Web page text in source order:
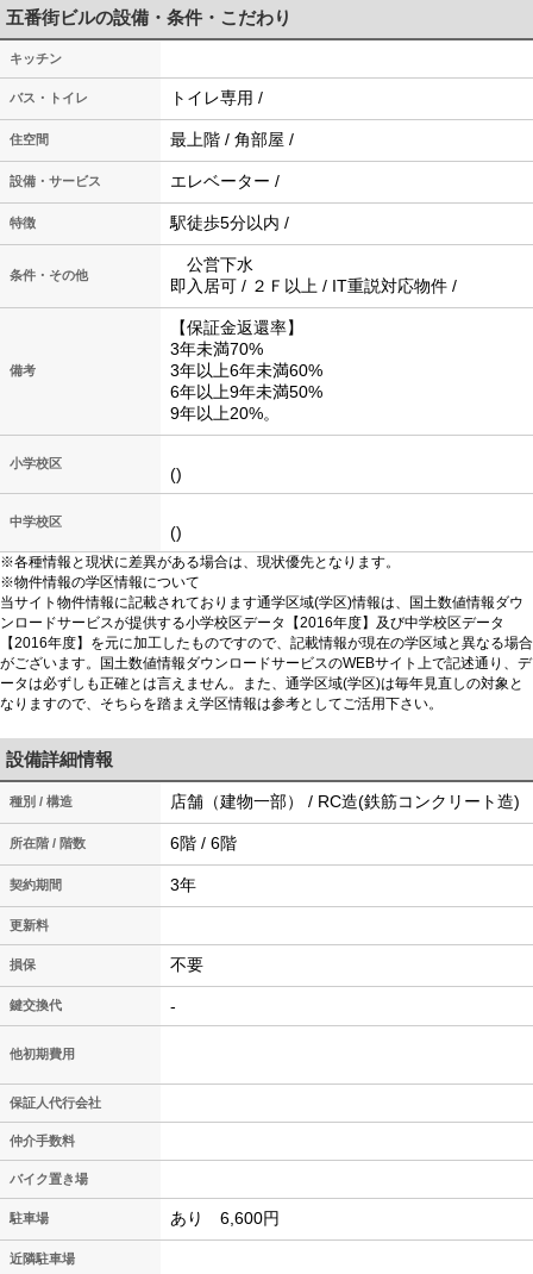
五番街ビルの設備・条件・こだわり
キッチン
バス・トイレ トイレ専用 /
住空間 最上階 / 角部屋 /
設備・サービス エレベーター /
特徴 駅徒歩5分以内 /
条件・その他
公営下水
即入居可 / ２Ｆ以上 / IT重説対応物件 /
備考
【保証金返還率】
3年未満70%
3年以上6年未満60%
6年以上9年未満50%
9年以上20%。
小学校区
()
中学校区
()
※各種情報と現状に差異がある場合は、現状優先となります。
※物件情報の学区情報について
当サイト物件情報に記載されております通学区域(学区)情報は、国土数値情報ダウ
ンロードサービスが提供する小学校区データ【2016年度】及び中学校区データ
【2016年度】を元に加工したものですので、記載情報が現在の学区域と異なる場合
がございます。国土数値情報ダウンロードサービスのWEBサイト上で記述通り、デ
ータは必ずしも正確とは言えません。また、通学区域(学区)は毎年見直しの対象と
なりますので、そちらを踏まえ学区情報は参考としてご活用下さい。
設備詳細情報
種別 / 構造 店舗（建物一部） / RC造(鉄筋コンクリート造)
所在階 / 階数 6階 / 6階
契約期間 3年
更新料
損保 不要
鍵交換代 -
他初期費用
保証人代行会社
仲介手数料
バイク置き場
駐車場 あり 6,600円
近隣駐車場